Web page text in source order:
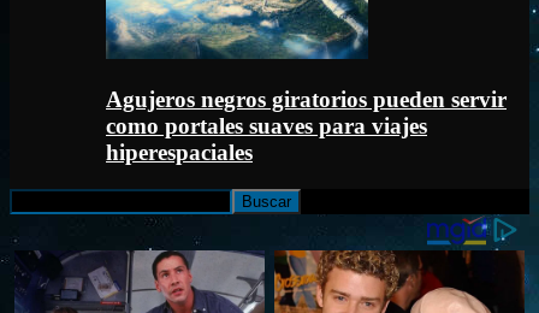
Agujeros negros giratorios pueden servir
como portales suaves para viajes
hiperespaciales